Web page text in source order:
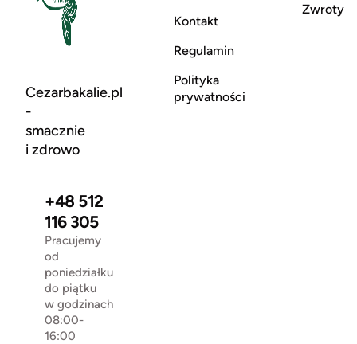
Cezarbakalie.pl
-
smacznie
i zdrowo
+48 512
116 305
Pracujemy
od
poniedziałku
do piątku
w godzinach
08:00-
16:00
Kontakt
Regulamin
Polityka
prywatności
Zwroty